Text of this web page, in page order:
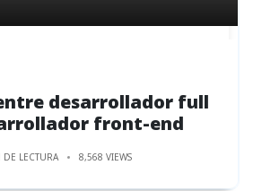
desarrollador full
front-end
LECTURA 8,568 VIEWS